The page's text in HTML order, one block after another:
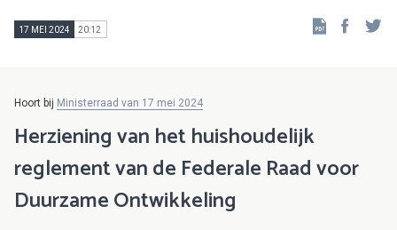
17 MEI 2024 20:12
Hoort bij Ministerraad van 17 mei 2024
Herziening van het huishoudelijk
reglement van de Federale Raad voor
Duurzame Ontwikkeling